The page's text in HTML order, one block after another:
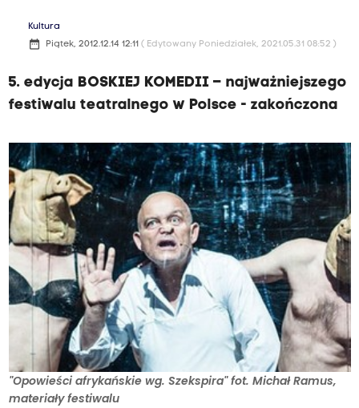
Kultura
date_range Piątek, 2012.12.14 12:11 ( Edytowany Poniedziałek, 2021.05.31 08:52 )
5. edycja BOSKIEJ KOMEDII – najważniejszego
festiwalu teatralnego w Polsce - zakończona
"Opowieści afrykańskie wg. Szekspira" fot. Michał Ramus,
materiały festiwalu